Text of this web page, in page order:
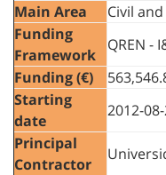
Main Area
Civil
Funding
Framework
QREN -
Funding (€)
Starting
date
2012-
Principal
Contractor